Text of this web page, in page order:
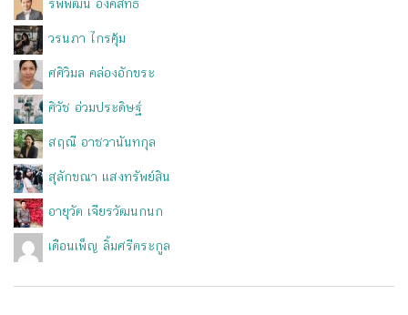
รพีพัฒน์ อิงคสิทธิ์
วรนภา ไกรคุ้ม
ศศิวิมล คล่องอักขระ
ศิวัช อ่วมประดิษฐ์
สฤณี อาชวานันทกุล
สุลักขณา แสงทรัพย์สิน
อายุวัต เจียรวัฒนกนก
เดือนเพ็ญ ลิ้มศรีตระกูล